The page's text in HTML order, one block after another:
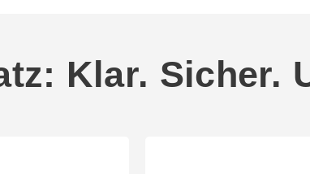
Klar. Sicher.